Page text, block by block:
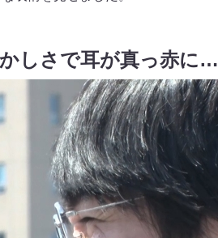
しさで耳が真っ赤に…